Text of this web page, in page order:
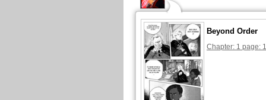
Beyond Order
Chapter: 1 page: